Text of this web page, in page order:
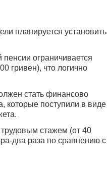
планируется установить
ограничивается
гривен), что логично
стать финансово
которые поступили в виде
стажем (от 40
два раза по сравнению с